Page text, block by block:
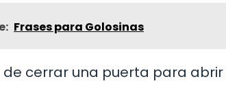
Frases para Golosinas
de cerrar una puerta para